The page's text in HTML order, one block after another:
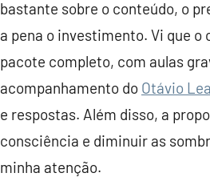
bastante sobre o conteúdo, o
a pena o investimento. Vi que o
pacote completo, com aulas
acompanhamento do Otávio
e respostas. Além disso, a
consciência e diminuir as
minha atenção.